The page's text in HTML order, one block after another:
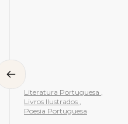
Literatura Portuguesa
Livros Ilustrados
Poesia Portuguesa